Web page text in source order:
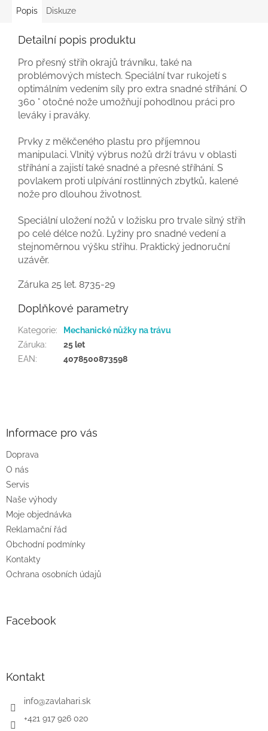
Popis Diskuze
Detailní popis produktu
Pro přesný střih okrajů trávníku, také na
problémových místech. Speciální tvar rukojetí s
optimálním vedením síly pro extra snadné stříhání. O
360 ° otočné nože umožňují pohodlnou práci pro
leváky i praváky.
Prvky z měkčeného plastu pro příjemnou
manipulaci. Vlnitý výbrus nožů drží trávu v oblasti
stříhání a zajistí také snadné a přesné stříhání. S
povlakem proti ulpívání rostlinných zbytků, kalené
nože pro dlouhou životnost.
Speciální uložení nožů v ložisku pro trvale silný střih
po celé délce nožů. Lyžiny pro snadné vedení a
stejnoměrnou výšku střihu. Praktický jednoruční
uzávěr.
Záruka 25 let. 8735-29
Doplňkové parametry
Kategorie:
Mechanické nůžky na trávu
Záruka:
25 let
EAN: 4078500873598
Informace pro vás
Doprava
O nás
Servis
Naše výhody
Moje objednávka
Reklamační řád
Obchodní podmínky
Kontakty
Ochrana osobních údajů
Facebook
Kontakt
info@zavlahari.sk
+421 917 926 020